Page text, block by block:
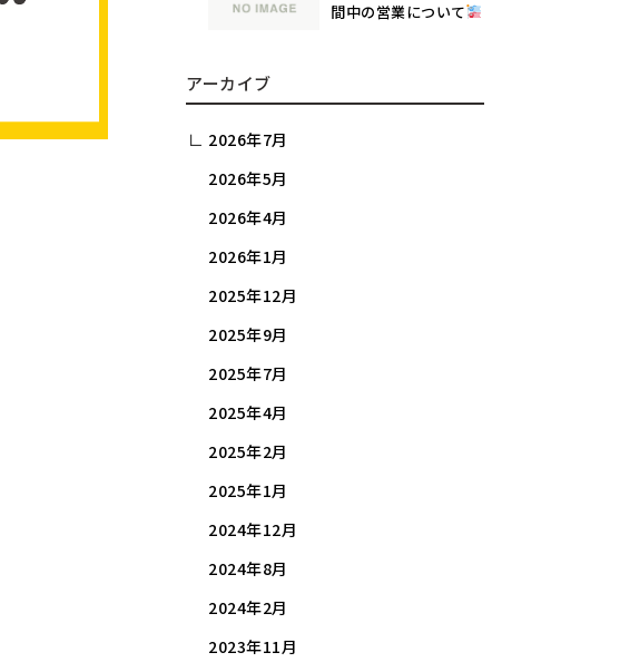
間中の営業について
アーカイブ
2026年7月
2026年5月
2026年4月
2026年1月
2025年12月
2025年9月
2025年7月
2025年4月
2025年2月
2025年1月
2024年12月
2024年8月
2024年2月
2023年11月